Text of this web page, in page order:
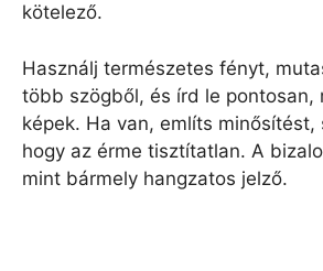
kötelező.
Használj természetes fényt,
több szögből, és írd le pontosan,
képek. Ha van, említs minősítést,
hogy az érme tisztítatlan. A
mint bármely hangzatos jelző.